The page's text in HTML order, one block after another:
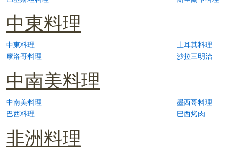
中東料理
中東料理
土耳其料理
摩洛哥料理
沙拉三明治
中南美料理
中南美料理
墨西哥料理
巴西料理
巴西烤肉
非洲料理